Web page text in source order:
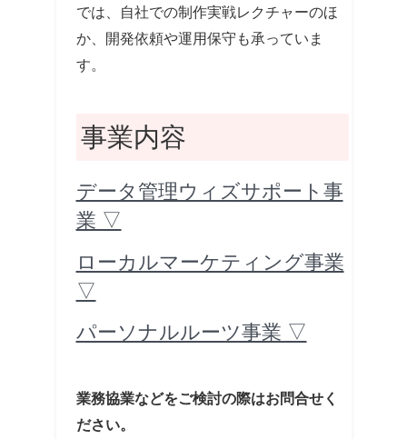
では、自社での制作実戦レクチャーのほ
か、開発依頼や運用保守も承っていま
す。
事業内容
データ管理ウィズサポート事
業 ▽
ローカルマーケティング事業
▽
パーソナルルーツ事業 ▽
業務協業などをご検討の際はお問合せく
ださい。